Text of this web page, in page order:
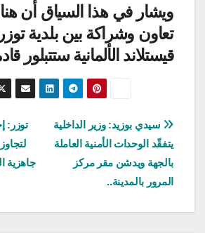
ويشار في هذا السياق أن
تعاون وشراكة بين بلدية
قيستلاند الألمانية ستتبلور
تصفّح
المقالات
توزر:
جاهزية
سيدي بوزيد: وزير الداخلية
يتفقّد الوحدات الأمنية العاملة
بالجهة ويدشن مقر مركز
المرور بالمدينة..